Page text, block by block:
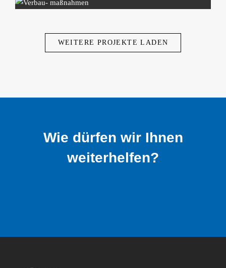
WEITERE PROJEKTE LADEN
Wie dürfen wir Ihnen
weiterhelfen?